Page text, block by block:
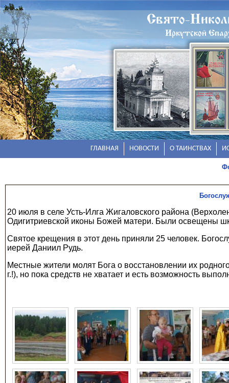
Свято-
Иркутской
ГЛАВНАЯ НОВОСТИ О ТАИНСТВАХ
20 июля в селе Усть-Илга Жигаловского района
Одигитриевской иконы Божей матери. Были освещены
Святое крещения в этот день приняли 25 человек.
иерей Даниил Рудь.
Местные жители молят Бога о восстановлении их
г.!), но пока средств не хватает и есть возможность